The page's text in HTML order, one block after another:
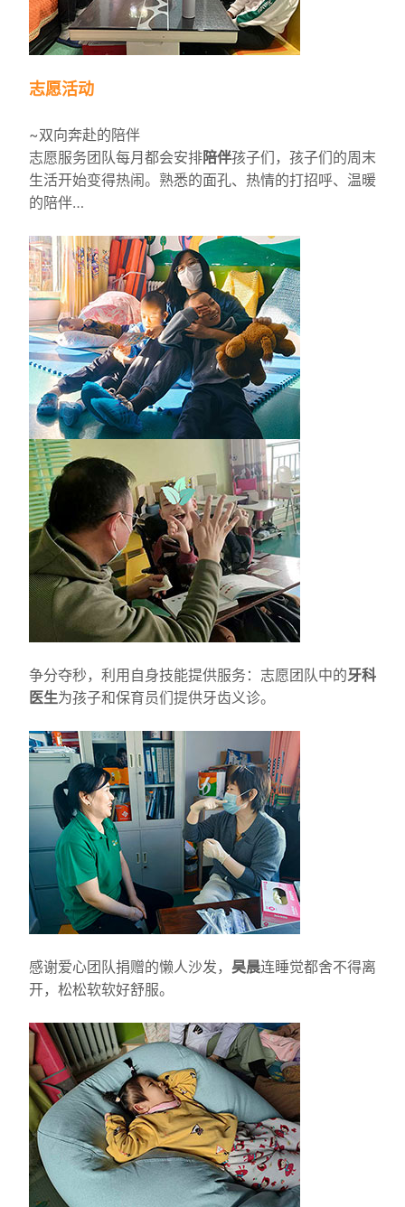
志愿活动
~双向奔赴的陪伴
志愿服务团队每月都会安排陪伴孩子们，孩子们的周末
生活开始变得热闹。熟悉的面孔、热情的打招呼、温暖
的陪伴…
争分夺秒，利用自身技能提供服务：志愿团队中的牙科
医生为孩子和保育员们提供牙齿义诊。
感谢爱心团队捐赠的懒人沙发， 昊晨连睡觉都舍不得离
开，松松软软好舒服。